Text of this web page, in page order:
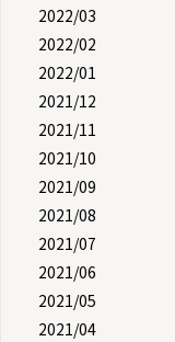
2022/03
2022/02
2022/01
2021/12
2021/11
2021/10
2021/09
2021/08
2021/07
2021/06
2021/05
2021/04